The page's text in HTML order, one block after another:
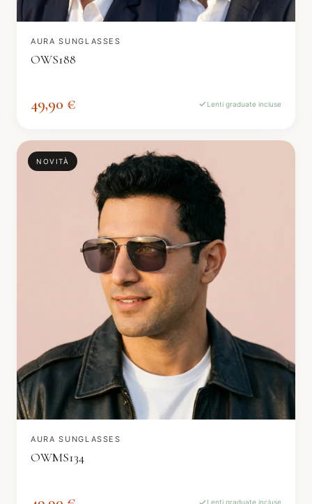
AURA SUNGLASSES
OWS188
49,90 € Lenti graduate incluse
NOVITÀ
AURA SUNGLASSES
OWMS134
Lenti graduate incluse